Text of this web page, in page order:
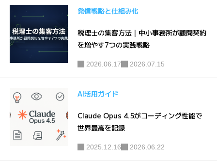
発信戦略と仕組み化
税理士の集客方法｜中小事務所が顧問契約
を増やす7つの実践戦略
2026.06.17 2026.07.15
AI活用ガイド
Claude Opus 4.5がコーディング性能で
世界最高を記録
2025.12.16 2026.06.22